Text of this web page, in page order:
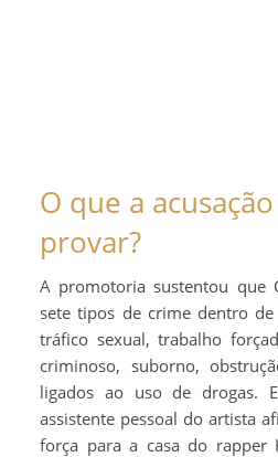
O que a
provar?
A promotoria sustentou que
sete tipos de crime dentro
tráfico sexual, trabalho
criminoso, suborno,
ligados ao uso de drogas.
assistente pessoal do artista
força para a casa do rapper